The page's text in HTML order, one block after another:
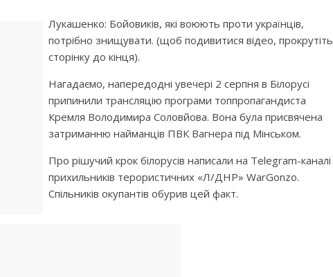
Лукашенко: Бойовиків, які воюють проти українців,
потрібно знищувати. (щоб подивитися відео, прокрутіть
сторінку до кінця).
Нагадаємо, напередодні увечері 2 серпня в Білорусі
припинили трансляцію програми топпропагандиста
Кремля Володимира Соловйова. Вона була присвячена
затриманню найманців ПВК Вагнера під Мінськом.
Про рішучий крок білорусів написали на Telegram-каналі
прихильників терористичних «Л/ДНР» WarGonzo.
Спільників окупантів обурив цей факт.